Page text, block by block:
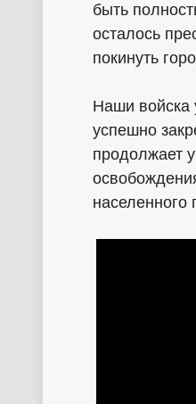
быть
осталось
покинуть
Наши войска
успешно
продолжает
населенного